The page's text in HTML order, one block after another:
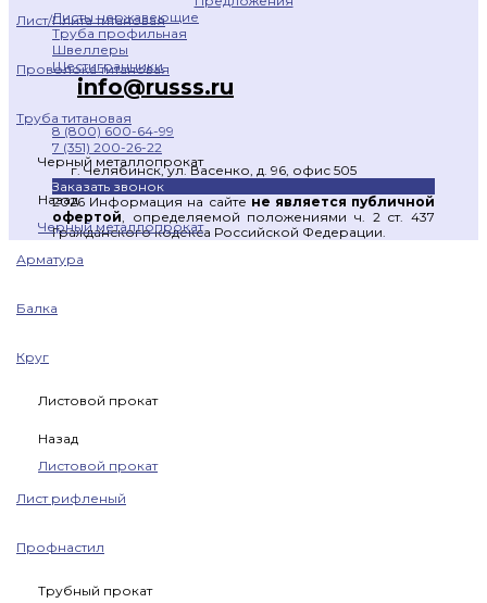
Лист/Плита титановая
Проволока титановая
Труба титановая
Черный металлопрокат
Назад
Черный металлопрокат
Арматура
Балка
Круг
Листовой прокат
Назад
Листовой прокат
Лист рифленый
Профнастил
Трубный прокат
Листы нержавеющие
Труба профильная
Швеллеры
Шестигранники
info@russs.ru
8 (800) 600-64-99
7 (351) 200-26-22
г. Челябинск, ул. Васенко, д. 96, офис 505
Заказать звонок
2026 Информация на сайте не является публичной
офертой , определяемой положениями ч. 2 ст. 437
Гражданского кодекса Российской Федерации.